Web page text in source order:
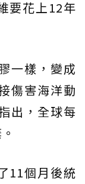
要花上12年
一樣，變成
傷害海洋動
出，全球每
11個月後統